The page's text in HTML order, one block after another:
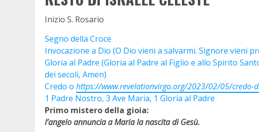
Inizio S. Rosario
Segno della Croce
Invocazione a Dio (O Dio vieni a salvarmi. Signore vieni
Gloria al Padre (Gloria al Padre al Figlio e allo Spirito
dei secoli, Amen)
Credo o https://www.revelationvirgo.org/2023/02/05/credo-
1 Padre Nostro, 3 Ave Maria, 1 Gloria al Padre
Primo mistero della gioia:
l’angelo annuncia a Maria la nascita di Gesù.